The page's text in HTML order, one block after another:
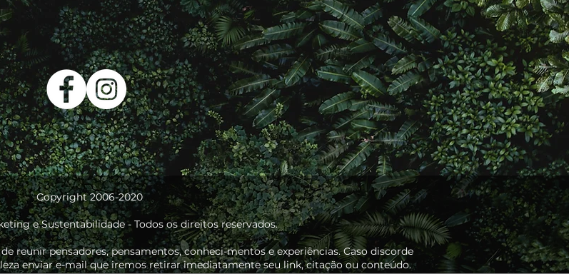
Copyright 2006-2020
e Sustentabilidade - Todos os direitos reservados.
reunir pensadores, pensamentos, conheci-mentos e experiências. Caso discorde
enviar e-mail que iremos retirar imediatamente seu link, citação ou conteúdo.